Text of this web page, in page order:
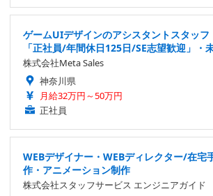
ゲームUIデザインのアシスタントスタッフ
「正社員/年間休日125日/SE志望歓迎」・
株式会社Meta Sales
神奈川県
月給32万円～50万円
正社員
WEBデザイナー・WEBディレクター/在宅
作・アニメーション制作
株式会社スタッフサービス エンジニアガイド